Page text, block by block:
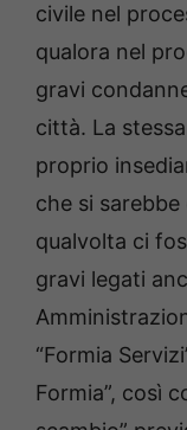
civile nel
qualora nel
gravi
città. La
proprio
che si
qualvolta ci
gravi legati
“Formia
Formia”, così